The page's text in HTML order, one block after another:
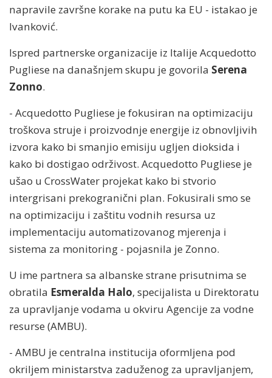
napravile završne korake na putu ka EU - istakao je
Ivanković.
Ispred partnerske organizacije iz Italije Acquedotto
Pugliese na današnjem skupu je govorila Serena
Zonno.
- Acquedotto Pugliese je fokusiran na optimizaciju
troškova struje i proizvodnje energije iz obnovljivih
izvora kako bi smanjio emisiju ugljen dioksida i
kako bi dostigao održivost. Acquedotto Pugliese je
ušao u CrossWater projekat kako bi stvorio
intergrisani prekogranični plan. Fokusirali smo se
na optimizaciju i zaštitu vodnih resursa uz
implementaciju automatizovanog mjerenja i
sistema za monitoring - pojasnila je Zonno.
U ime partnera sa albanske strane prisutnima se
obratila Esmeralda Halo, specijalista u Direktoratu
za upravljanje vodama u okviru Agencije za vodne
resurse (AMBU).
- AMBU je centralna institucija oformljena pod
okriljem ministarstva zaduženog za upravljanjem,